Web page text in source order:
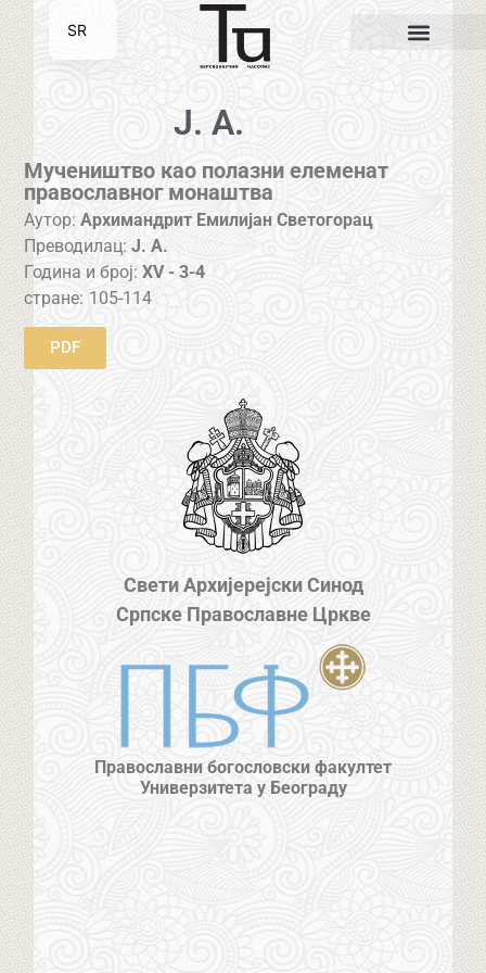
J. A.
Мучеништво као полазни елеменат
православног монаштва
Аутор: Архимандрит Емилијан Светогорац
Преводилац: J. A.
Година и број:XV - 3-4
стране: 105-114
PDF
Свети Архијерејски Синод
Српске Православне Цркве
Православни богословски факултет
Универзитета у Београду
SR
EN